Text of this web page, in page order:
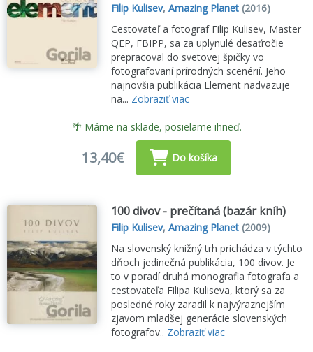
Filip Kulisev,Amazing Planet (2016)
Cestovateľ a fotograf Filip Kulisev, Master
QEP, FBIPP, sa za uplynulé desaťročie
prepracoval do svetovej špičky vo
fotografovaní prírodných scenérií. Jeho
najnovšia publikácia Element nadväzuje
na... Zobraziť viac
🌴 Máme na sklade, posielame ihneď.
13,40€ Do košíka
100 divov - prečítaná (bazár kníh)
Filip Kulisev,Amazing Planet (2009)
Na slovenský knižný trh prichádza v týchto
dňoch jedinečná publikácia, 100 divov. Je
to v poradí druhá monografia fotografa a
cestovateľa Filipa Kuliseva, ktorý sa za
posledné roky zaradil k najvýraznejším
zjavom mladšej generácie slovenských
fotografov.. Zobraziť viac